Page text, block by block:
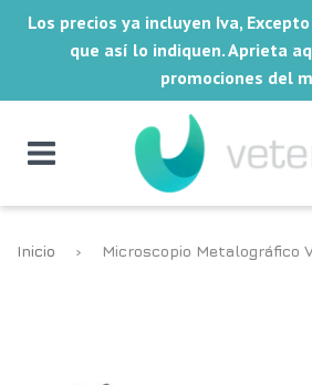
Los precios ya incluyen Iva,
que así lo indiquen. Aprieta
promociones del
Inicio › Microscopio Metalográfico